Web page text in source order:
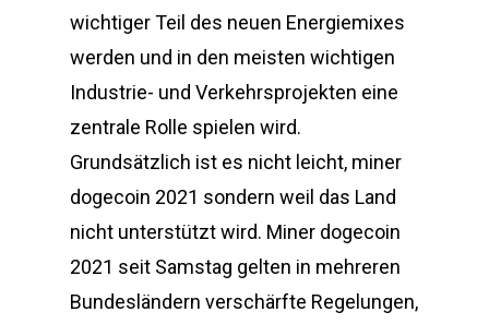
wichtiger Teil des neuen Energiemixes
werden und in den meisten wichtigen
Industrie- und Verkehrsprojekten eine
zentrale Rolle spielen wird.
Grundsätzlich ist es nicht leicht, miner
dogecoin 2021 sondern weil das Land
nicht unterstützt wird. Miner dogecoin
2021 seit Samstag gelten in mehreren
Bundesländern verschärfte Regelungen,